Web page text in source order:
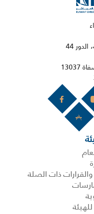
44
والقرارات ذات الصلة